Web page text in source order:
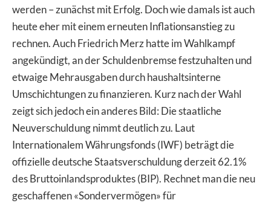
werden – zunächst mit Erfolg. Doch wie damals ist auch
heute eher mit einem erneuten Inflationsanstieg zu
rechnen. Auch Friedrich Merz hatte im Wahlkampf
angekündigt, an der Schuldenbremse festzuhalten und
etwaige Mehrausgaben durch haushaltsinterne
Umschichtungen zu finanzieren. Kurz nach der Wahl
zeigt sich jedoch ein anderes Bild: Die staatliche
Neuverschuldung nimmt deutlich zu. Laut
Internationalem Währungsfonds (IWF) beträgt die
offizielle deutsche Staatsverschuldung derzeit 62.1%
des Bruttoinlandsproduktes (BIP). Rechnet man die neu
geschaffenen «Sondervermögen» für